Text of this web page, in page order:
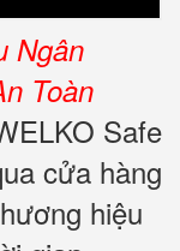
Ngân
Toàn
Safe
cửa hàng
hiệu